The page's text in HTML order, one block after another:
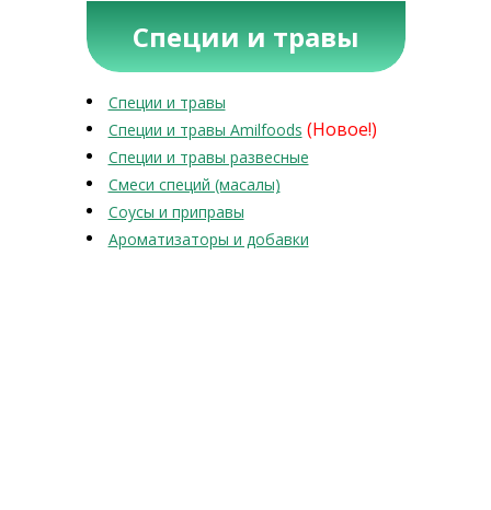
Специи и травы
Специи и травы
Специи и травы Amilfoods (Новое!)
Специи и травы развесные
Смеси специй (масалы)
Соусы и приправы
Ароматизаторы и добавки